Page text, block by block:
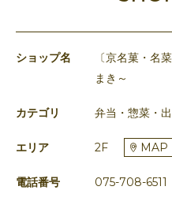
ショップ名
〔京名菓・名
まき～
カテゴリ 弁当・惣菜・
エリア 2F MAP
電話番号 075-708-6511